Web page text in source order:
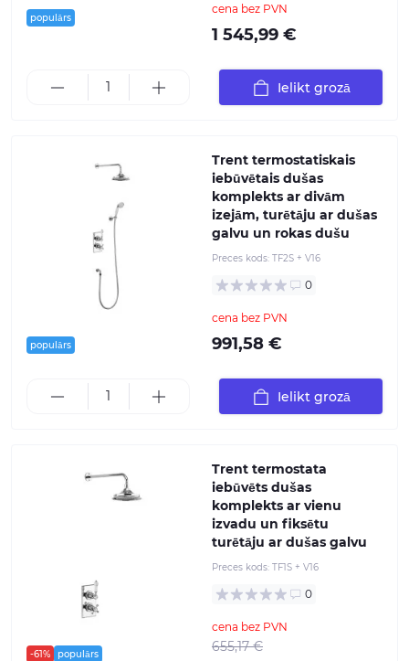
populārs
cena bez PVN
1 545,99 €
Ielikt grozā
populārs
Trent termostatiskais
iebūvētais dušas
komplekts ar divām
izejām, turētāju ar dušas
galvu un rokas dušu
Preces kods: TF2S + V16
0
cena bez PVN
991,58 €
Ielikt grozā
-61% populārs
Trent termostata
iebūvēts dušas
komplekts ar vienu
izvadu un fiksētu
turētāju ar dušas galvu
Preces kods: TF1S + V16
0
cena bez PVN
655,17 €